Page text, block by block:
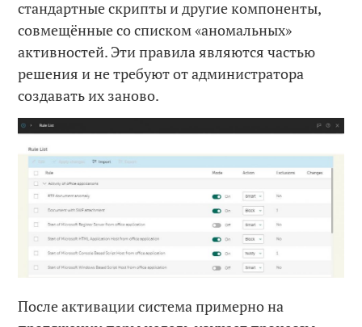
стандартные скрипты и другие компоненты,
совмещённые со списком «аномальных»
активностей. Эти правила являются частью
решения и не требуют от администратора
создавать их заново.
После активации система примерно на